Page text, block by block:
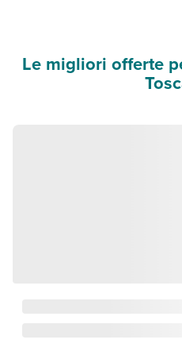
Le migliori offerte